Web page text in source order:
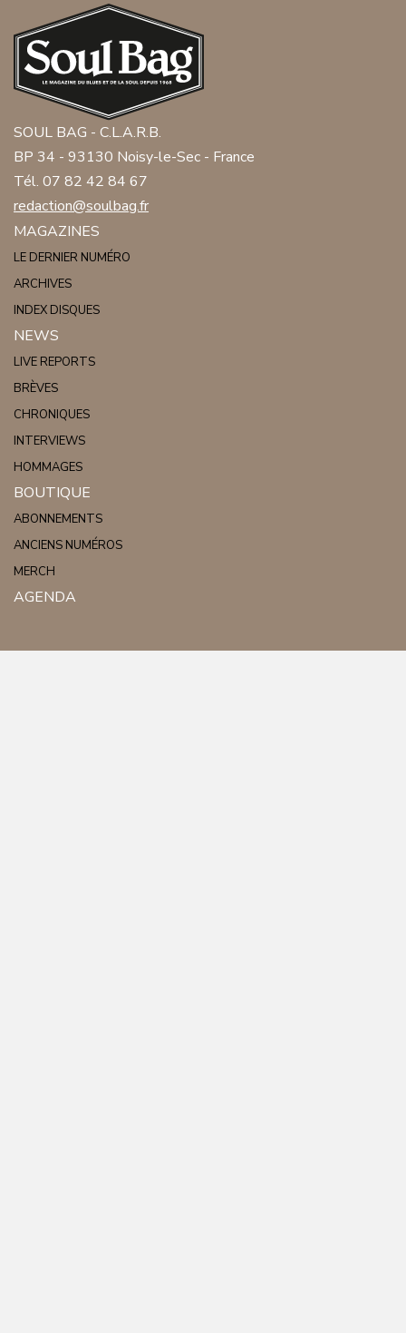
SOUL BAG - C.L.A.R.B.
BP 34 - 93130 Noisy-le-Sec - France
Tél. 07 82 42 84 67
redaction@soulbag.fr
MAGAZINES
LE DERNIER NUMÉRO
ARCHIVES
INDEX DISQUES
NEWS
LIVE REPORTS
BRÈVES
CHRONIQUES
INTERVIEWS
HOMMAGES
BOUTIQUE
ABONNEMENTS
ANCIENS NUMÉROS
MERCH
AGENDA